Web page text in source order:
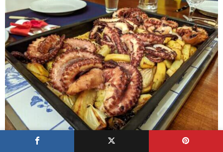
Tradicional Polvo Assado no Forno